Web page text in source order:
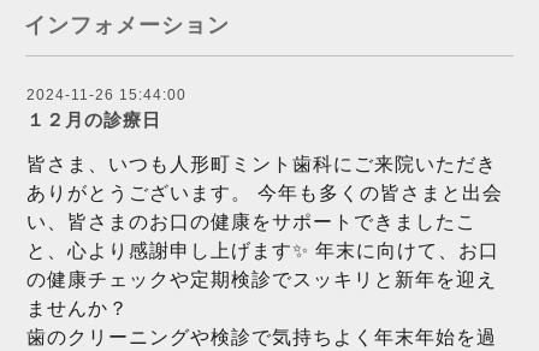
インフォメーション
2024-11-26 15:44:00
１２月の診療日
皆さま、いつも人形町ミント歯科にご来院いただき
ありがとうございます。 今年も多くの皆さまと出会
い、皆さまのお口の健康をサポートできましたこ
と、心より感謝申し上げます✨ 年末に向けて、お口
の健康チェックや定期検診でスッキリと新年を迎え
ませんか？
歯のクリーニングや検診で気持ちよく年末年始を過